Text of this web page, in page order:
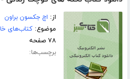
از: اچ جکسون براون
موضوع:کتاب‌های
۷۸ صفحه
برچسب‌ها: